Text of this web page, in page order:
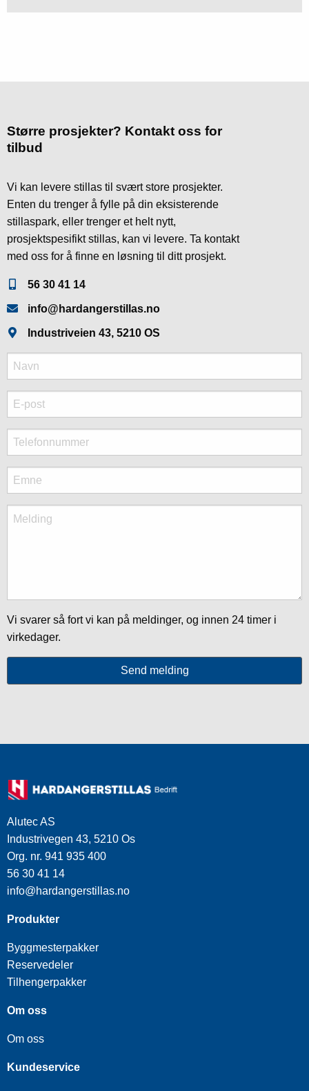
Større prosjekter? Kontakt oss for
tilbud
Vi kan levere stillas til svært store prosjekter.
Enten du trenger å fylle på din eksisterende
stillaspark, eller trenger et helt nytt,
prosjektspesifikt stillas, kan vi levere. Ta kontakt
med oss for å finne en løsning til ditt prosjekt.
56 30 41 14
info@hardangerstillas.no
Industriveien 43, 5210 OS
Vi svarer så fort vi kan på meldinger, og innen 24 timer i
virkedager.
Alutec AS
Industrivegen 43, 5210 Os
Org. nr. 941 935 400
56 30 41 14
info@hardangerstillas.no
Produkter
Byggmesterpakker
Reservedeler
Tilhengerpakker
Om oss
Om oss
Kundeservice